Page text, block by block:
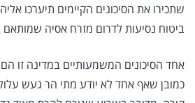
שתכירו את הסיכונים הקיימים תיערכו
ביטוח נסיעות לדרום מזרח אסיה שמותאם
אחד הסיכונים המשמעותיים במדינה זו
כמובן שאף אחד לא יודע מתי הר געש